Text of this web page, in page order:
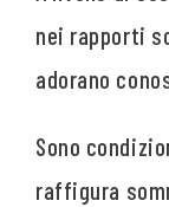
nei rapporti
adorano
Sono
raffigura